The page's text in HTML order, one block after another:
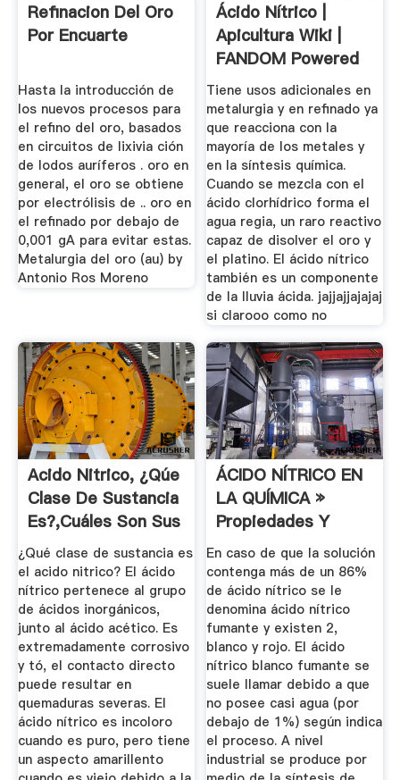
Refinacion Del Oro
Por Encuarte
Hasta la introducción de
los nuevos procesos para
el refino del oro, basados
en circuitos de lixivia ción
de lodos auríferos . oro en
general, el oro se obtiene
por electrólisis de .. oro en
el refinado por debajo de
0,001 gA para evitar estas.
Metalurgia del oro (au) by
Antonio Ros Moreno
Ácido Nítrico |
Apicultura Wiki |
FANDOM Powered
By Wikia
Tiene usos adicionales en
metalurgia y en refinado ya
que reacciona con la
mayoría de los metales y
en la síntesis química.
Cuando se mezcla con el
ácido clorhídrico forma el
agua regia, un raro reactivo
capaz de disolver el oro y
el platino. El ácido nítrico
también es un componente
de la lluvia ácida. jajjajjajajaj
si clarooo como no
Acido Nitrico, ¿Qúe
Clase De Sustancia
Es?,Cuáles Son Sus
...
¿Qué clase de sustancia es
el acido nitrico? El ácido
nítrico pertenece al grupo
de ácidos inorgánicos,
junto al ácido acético. Es
extremadamente corrosivo
y tó, el contacto directo
puede resultar en
quemaduras severas. El
ácido nítrico es incoloro
cuando es puro, pero tiene
un aspecto amarillento
ÁCIDO NÍTRICO EN
LA QUÍMICA »
Propiedades Y
Usos
En caso de que la solución
contenga más de un 86%
de ácido nítrico se le
denomina ácido nítrico
fumante y existen 2,
blanco y rojo. El ácido
nítrico blanco fumante se
suele llamar debido a que
no posee casi agua (por
debajo de 1%) según indica
el proceso. A nivel
industrial se produce por